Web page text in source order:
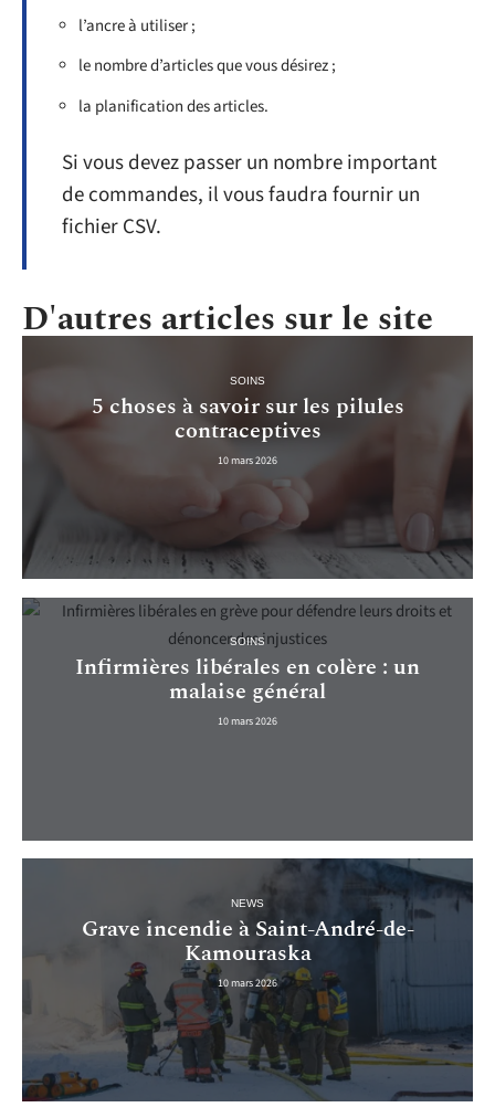
l’ancre à utiliser ;
le nombre d’articles que vous désirez ;
la planification des articles.
Si vous devez passer un nombre important
de commandes, il vous faudra fournir un
fichier CSV.
D'autres articles sur le site
SOINS
5 choses à savoir sur les pilules
contraceptives
10 mars 2026
SOINS
Infirmières libérales en colère : un
malaise général
10 mars 2026
NEWS
Grave incendie à Saint-André-de-
Kamouraska
10 mars 2026